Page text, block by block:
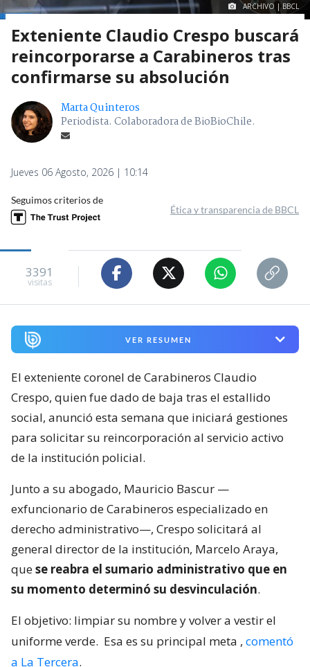
ARCHIVO | BBCL
Exteniente Claudio Crespo buscará
reincorporarse a Carabineros tras
confirmarse su absolución
Marta Quinteros
Periodista. Colaboradora de BioBioChile.
Jueves 06 Agosto, 2026 | 10:14
Seguimos criterios de
Ética y transparencia de BBCL
3391
visitas
VER RESUMEN
El exteniente coronel de Carabineros Claudio
Crespo, quien fue dado de baja tras el estallido
social, anunció esta semana que iniciará gestiones
para solicitar su reincorporación al servicio activo
de la institución policial.
Junto a su abogado, Mauricio Bascur —
exfuncionario de Carabineros especializado en
derecho administrativo—, Crespo solicitará al
general director de la institución, Marcelo Araya,
quese reabra el sumario administrativo que en
su momento determinó su desvinculación.
El objetivo: limpiar su nombre y volver a vestir el
uniforme verde. Esa es su principal meta , comentó
a La Tercera.